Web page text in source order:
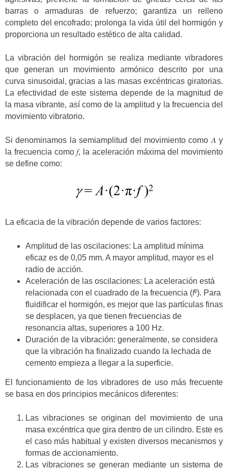
barras o armaduras de refuerzo; garantiza un relleno
completo del encofrado; prolonga la vida útil del hormigón y
proporciona un resultado estético de alta calidad.
La vibración del hormigón se realiza mediante vibradores
que generan un movimiento armónico descrito por una
curva sinusoidal, gracias a las masas excéntricas giratorias.
La efectividad de este sistema depende de la magnitud de
la masa vibrante, así como de la amplitud y la frecuencia del
movimiento vibratorio.
Si denominamos la semiamplitud del movimiento como 𝐴 y
la frecuencia como 𝑓, la aceleración máxima del movimiento
se define como:
La eficacia de la vibración depende de varios factores:
Amplitud de las oscilaciones: La amplitud mínima
eficaz es de 0,05 mm. A mayor amplitud, mayor es el
radio de acción.
Aceleración de las oscilaciones: La aceleración está
relacionada con el cuadrado de la frecuencia (f²). Para
fluidificar el hormigón, es mejor que las partículas finas
se desplacen, ya que tienen frecuencias de
resonancia altas, superiores a 100 Hz.
Duración de la vibración: generalmente, se considera
que la vibración ha finalizado cuando la lechada de
cemento empieza a llegar a la superficie.
El funcionamiento de los vibradores de uso más frecuente
se basa en dos principios mecánicos diferentes:
Las vibraciones se originan del movimiento de una
masa excéntrica que gira dentro de un cilindro. Este es
el caso más habitual y existen diversos mecanismos y
formas de accionamiento.
Las vibraciones se generan mediante un sistema de